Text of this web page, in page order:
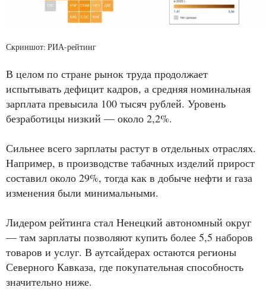
Скриншот: РИА-рейтинг
В целом по стране рынок труда продолжает
испытывать дефицит кадров, а средняя номинальная
зарплата превысила 100 тысяч рублей. Уровень
безработицы низкий — около 2,2%.
Сильнее всего зарплаты растут в отдельных отраслях.
Например, в производстве табачных изделий прирост
составил около 29%, тогда как в добыче нефти и газа
изменения были минимальными.
Лидером рейтинга стал Ненецкий автономный округ
— там зарплаты позволяют купить более 5,5 наборов
товаров и услуг. В аутсайдерах остаются регионы
Северного Кавказа, где покупательная способность
значительно ниже.